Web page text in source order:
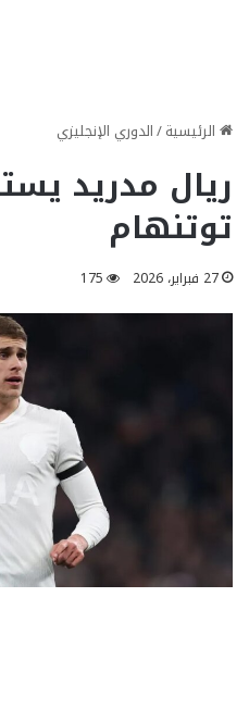
الرئيسية/الدوري الإنجليزي
ريال مدريد
توتنهام
27 فبراير، 2026 175